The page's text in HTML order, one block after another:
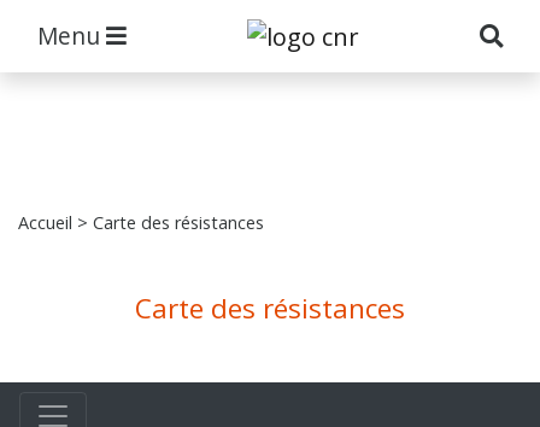
Menu
Accueil > Carte des résistances
Carte des résistances